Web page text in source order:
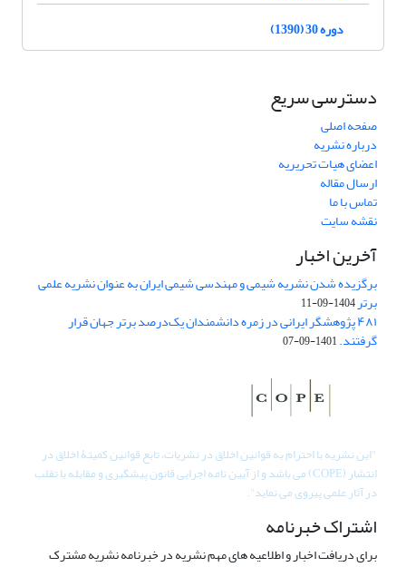
دوره 30 (1390)
دسترسی سریع
صفحه اصلی
درباره نشریه
اعضای هیات تحریریه
ارسال مقاله
تماس با ما
نقشه سایت
آخرین اخبار
برگزیده شدن نشریه شیمی و مهندسی شیمی ایران به عنوان نشریه علمی
برتر1404-09-11
۴۸۱ پژوهشگر ایرانی در زمره دانشمندان یک‌درصد برتر جهان قرار
گرفتند.1401-09-07
"این نشریه با احترام به قوانین اخلاق در نشریات، تابع قوانین کمیتۀ اخلاق در
انتشار (COPE) می باشد و از آیین نامه اجرایی قانون پیشگیری و مقابله با تقلب
در آثار علمی پیروی می نماید".
اشتراک خبرنامه
برای دریافت اخبار و اطلاعیه های مهم نشریه در خبرنامه نشریه مشترک